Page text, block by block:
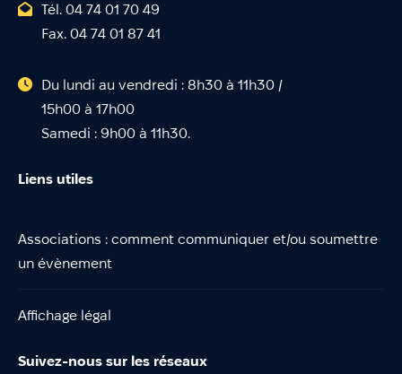
Tél. 04 74 01 70 49
Fax. 04 74 01 87 41
Du lundi au vendredi : 8h30 à 11h30 /
15h00 à 17h00
Samedi : 9h00 à 11h30.
Liens utiles
Associations : comment communiquer et/ou soumettre
un évènement
Affichage légal
Suivez-nous sur les réseaux